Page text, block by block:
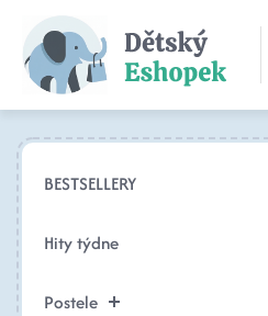
BESTSELLERY
Hity týdne
Postele